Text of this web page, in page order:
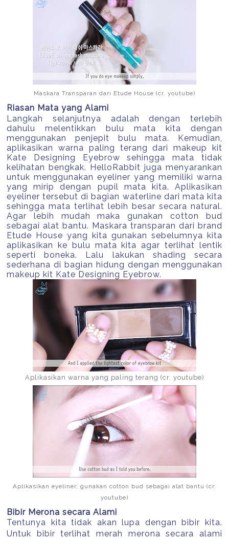
Maskara Transparan dari Etude House (cr. youtube)
Riasan Mata yang Alami
Langkah selanjutnya adalah dengan terlebih
dahulu melentikkan bulu mata kita dengan
menggunakan penjepit bulu mata. Kemudian,
aplikasikan warna paling terang dari makeup kit
Kate Designing Eyebrow sehingga mata tidak
kelihatan bengkak. HelloRabbit juga menyarankan
untuk menggunakan eyeliner yang memiliki warna
yang mirip dengan pupil mata kita. Aplikasikan
eyeliner tersebut di bagian waterline dari mata kita
sehingga mata terlihat lebih besar secara natural.
Agar lebih mudah maka gunakan cotton bud
sebagai alat bantu. Maskara transparan dari brand
Etude House yang kita gunakan sebelumnya kita
aplikasikan ke bulu mata kita agar terlihat lentik
seperti boneka. Lalu lakukan shading secara
sederhana di bagian hidung dengan menggunakan
makeup kit Kate Designing Eyebrow.
Aplikasikan warna yang paling terang (cr. youtube)
Aplikasikan eyeliner, gunakan cotton bud sebagai alat bantu (cr.
youtube)
Bibir Merona secara Alami
Tentunya kita tidak akan lupa dengan bibir kita.
Untuk bibir terlihat merah merona secara alami